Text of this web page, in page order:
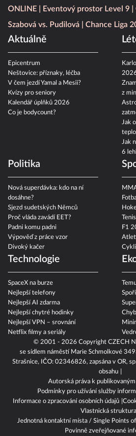
© 2001 - 2026 Copyright CZECH
se sídlem náměstí Marie Schmolkové
Strašnice, IČO: 02346826, zapsána v OR,
obsahu
Autorská práva k
Podmínky pro užívání služby
Informace o zpracování osobních údajů
Vlastnická struktura
Jednotná kontaktní místa / Single Points
Povinně zveřejňované
ONLINE
Eventový prostor Level 9
Szabová vs. Pudilová
Chance Liga
Aktuálně
Epicentrum
Neštovice: příznaky, léčba
V čem jezdí Yamal a Mesii?
Kvízy pro seniory
Kalendář úplňků 2026
Co je bodycount?
z
Jak
Jak
6
Politika
Nová superdávka: kdo na ní
dosáhne?
Sjezd sudetských Němců
Proč vláda zavádí EET?
Padni komu padni
Výpověď z práce vzor
Divoký kačer
F1
Technologie
SpaceX na burze
Nejlepší telefony
Nejlepší AI zdarma
Nejlepší chytré hodinky
Nejlepší VPN – srovnání
Netflix filmy a seriály